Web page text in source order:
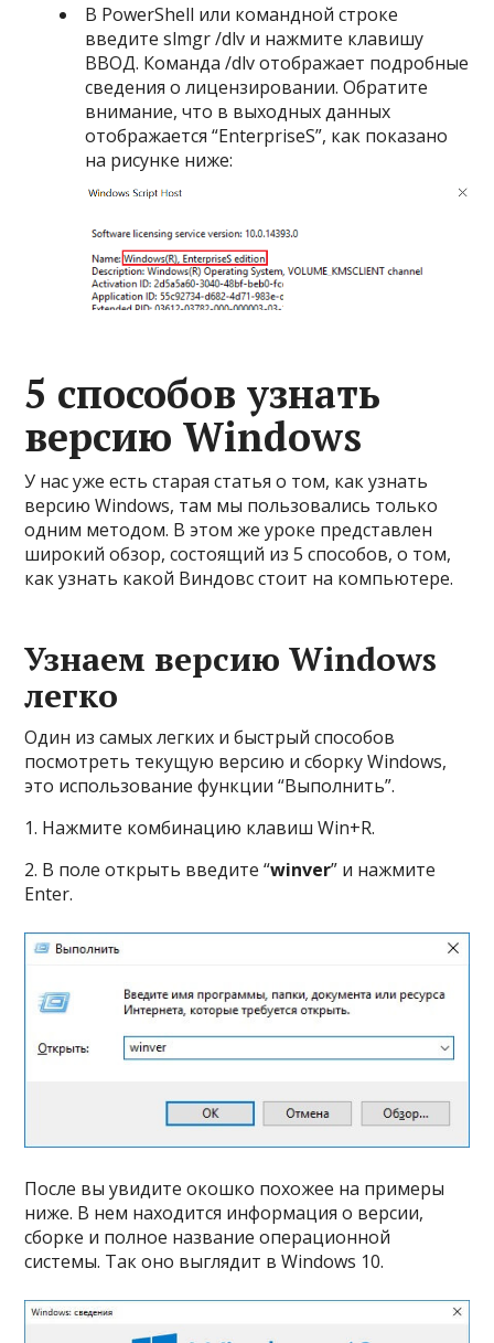
В PowerShell или командной строке
введите slmgr /dlv и нажмите клавишу
ВВОД. Команда /dlv отображает подробные
сведения о лицензировании. Обратите
внимание, что в выходных данных
отображается “EnterpriseS”, как показано
на рисунке ниже:
5 способов узнать
версию Windows
У нас уже есть старая статья о том, как узнать
версию Windows, там мы пользовались только
одним методом. В этом же уроке представлен
широкий обзор, состоящий из 5 способов, о том,
как узнать какой Виндовс стоит на компьютере.
Узнаем версию Windows
легко
Один из самых легких и быстрый способов
посмотреть текущую версию и сборку Windows,
это использование функции “Выполнить”.
1. Нажмите комбинацию клавиш Win+R.
2. В поле открыть введите “winver” и нажмите
Enter.
После вы увидите окошко похожее на примеры
ниже. В нем находится информация о версии,
сборке и полное название операционной
системы. Так оно выглядит в Windows 10.